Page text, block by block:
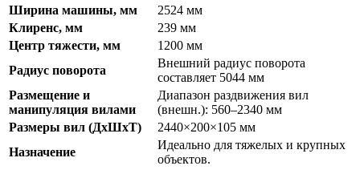
Ширина машины, мм
2524 мм
Клиренс, мм
239 мм
Центр тяжести, мм
1200 мм
Радиус поворота
Внешний радиус поворота
составляет 5044 мм
Размещение и
манипуляция вилами
Диапазон раздвижения вил
(внешн.): 560–2340 мм
Размеры вил (ДхШхТ)
2440×200×105 мм
Назначение
Идеально для тяжелых и крупных
объектов.